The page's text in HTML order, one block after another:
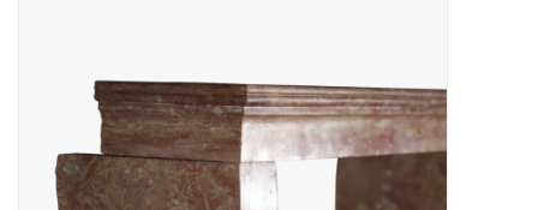
Decoratieve Outdoor
Objecten